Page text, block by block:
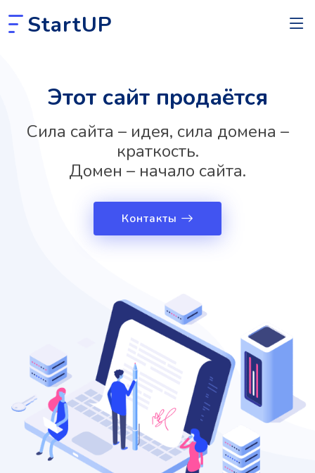
StartUP
Этот сайт продаётся
Сила сайта – идея, сила домена –
краткость.
Домен – начало сайта.
Контакты